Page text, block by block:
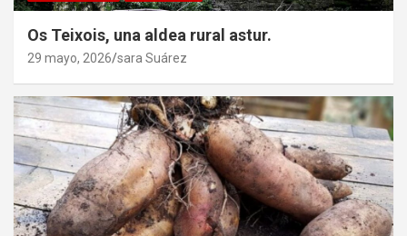
Os Teixois, una aldea rural astur.
29 mayo, 2026 sara Suárez